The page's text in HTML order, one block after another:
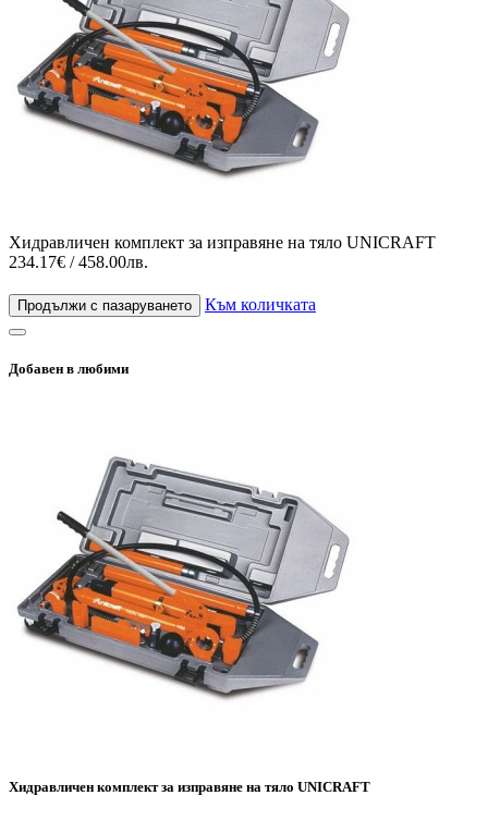
Хидравличен комплект за изправяне на тяло UNICRAFT
234.17€ / 458.00лв.
Продължи с пазаруването Към количката
Добавен в любими
Хидравличен комплект за изправяне на тяло UNICRAFT